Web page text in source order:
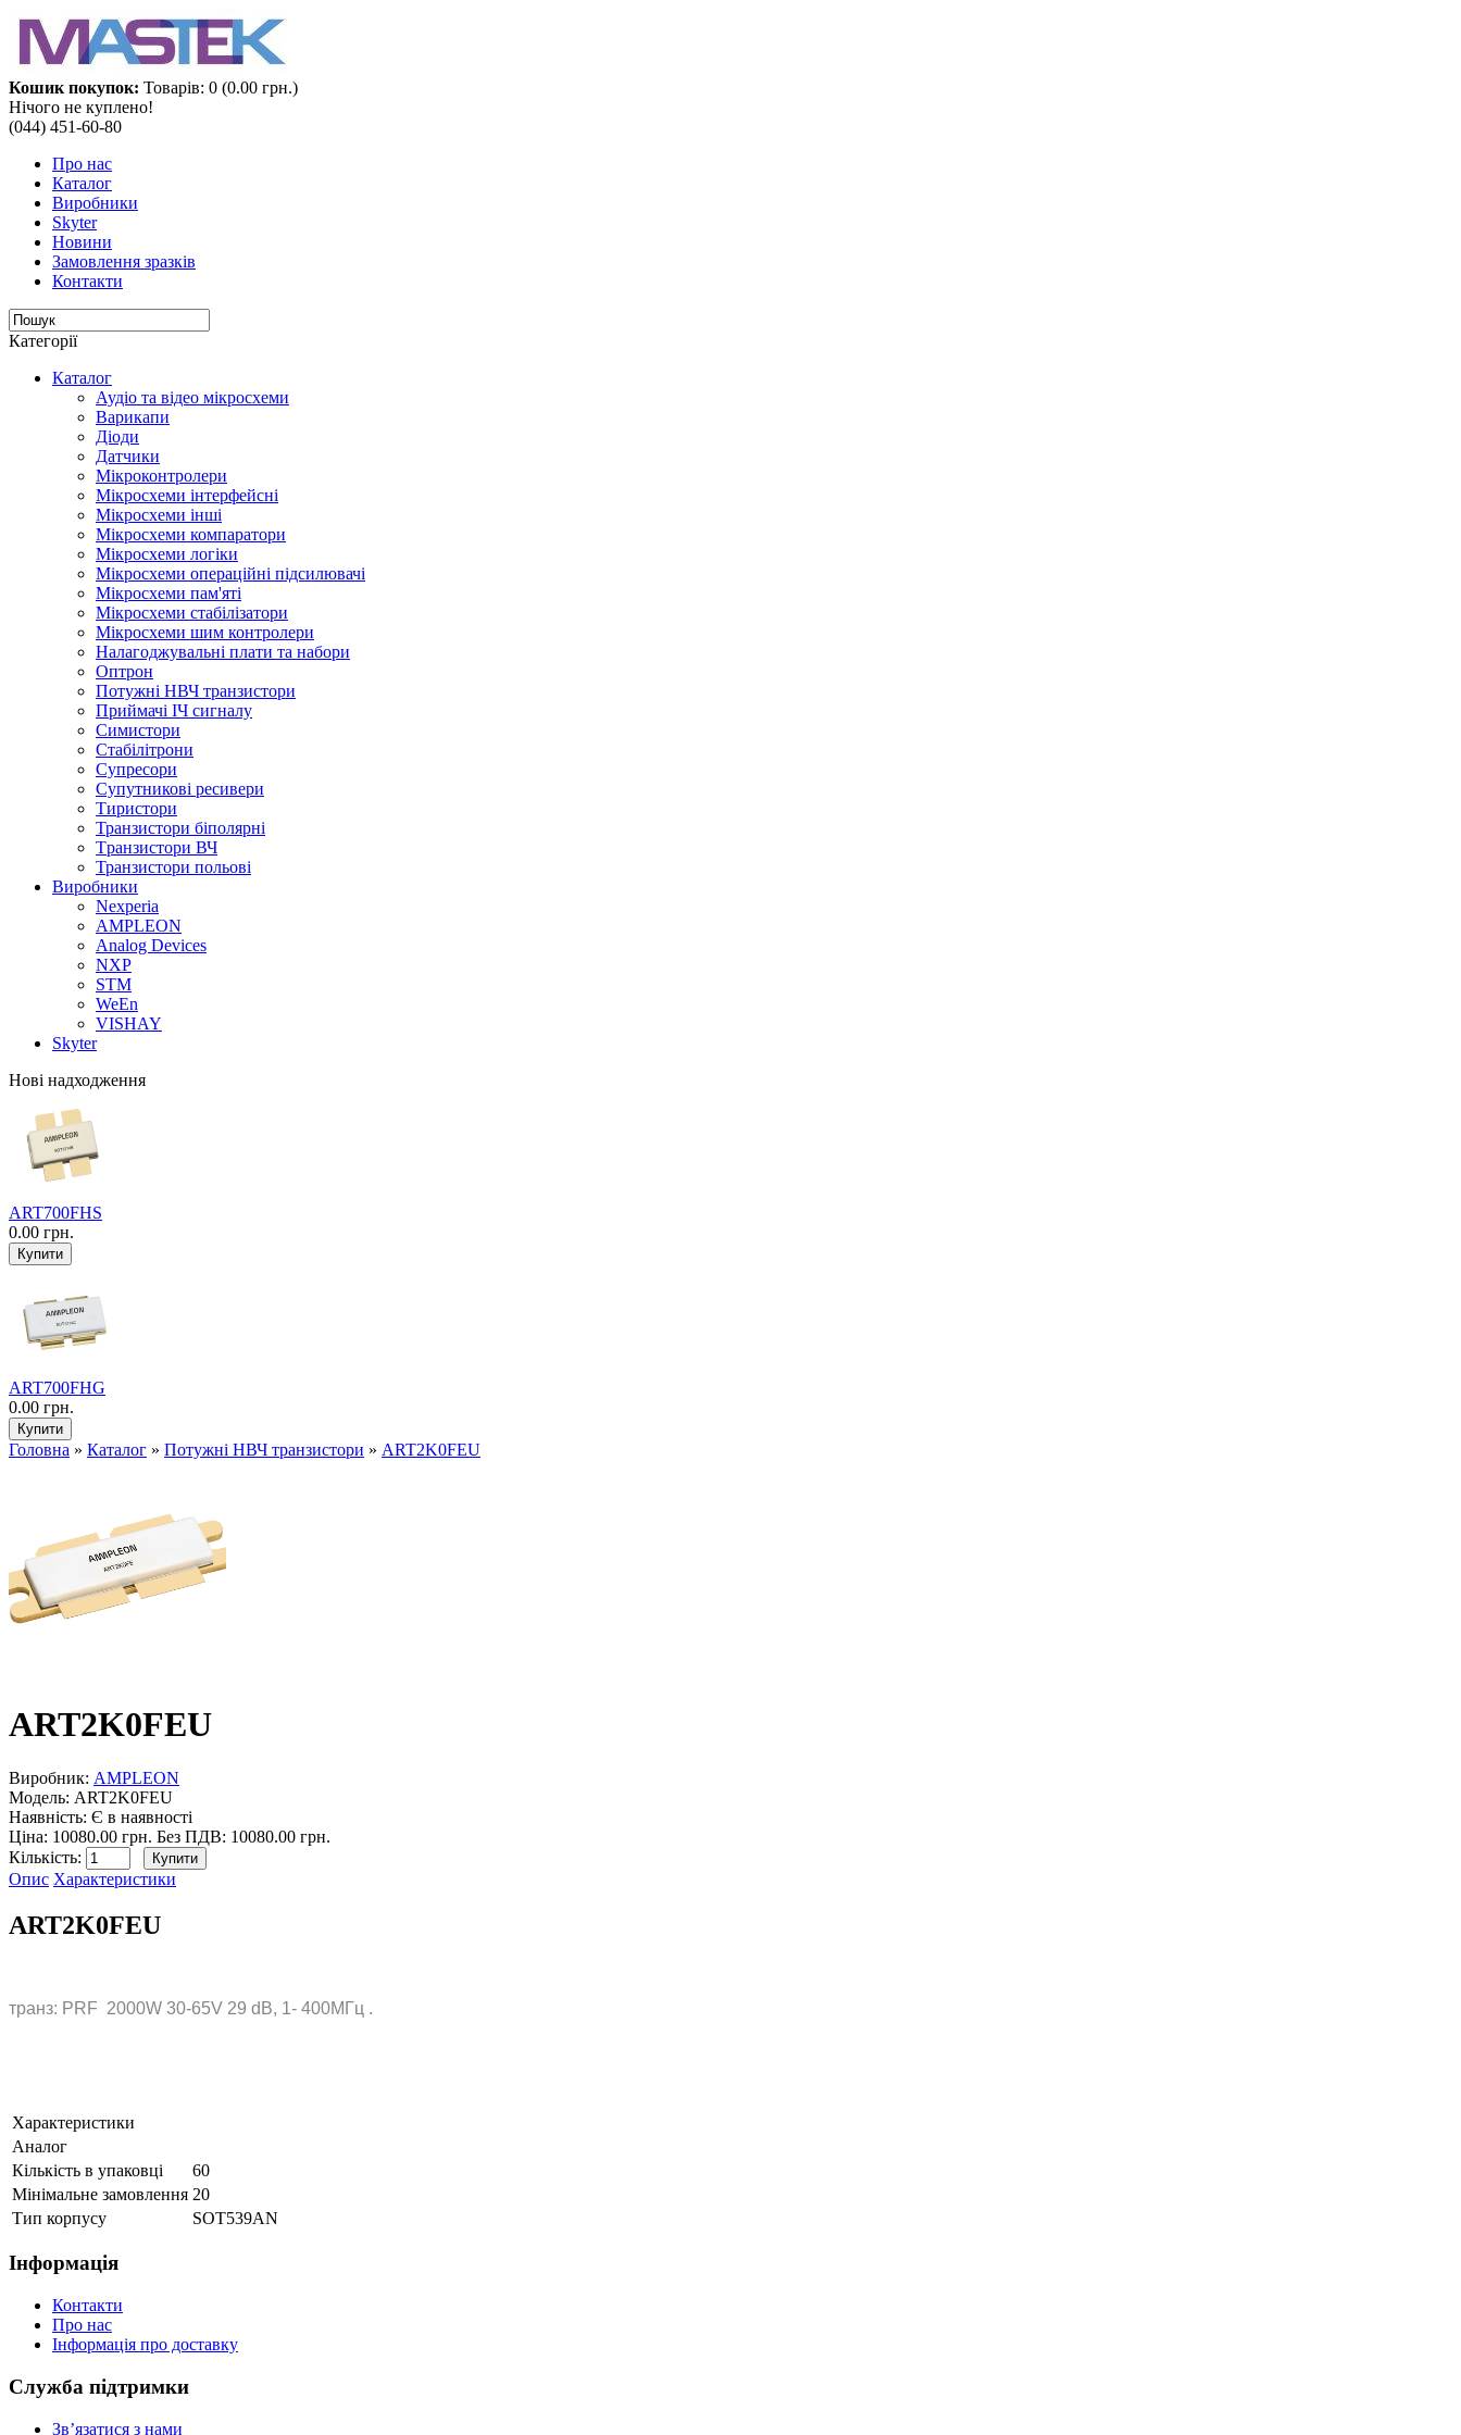
Кошик покупок: Товарів: 0 (0.00 грн.)
Нічого не куплено!
(044) 451-60-80
Про нас
Каталог
Виробники
Skyter
Новини
Замовлення зразків
Контакти
Категорії
Каталог
Аудіо та відео мікросхеми‎
Варикапи
Діоди
Датчики
Мікроконтролери
Мікросхеми інтерфейсні
Мікросхеми інші
Мікросхеми компаратори
Мікросхеми логіки
Мікросхеми операційні підсилювачі
Мікросхеми пам'яті
Мікросхеми стабілізатори
Мікросхеми шим контролери
Налагоджувальні плати та набори
Оптрон
Потужні НВЧ транзистори
Приймачі ІЧ сигналу
Симистори
Стабілітрони
Супресори
Супутникові ресивери
Тиристори
Транзистори біполярні
Tранзистори ВЧ
Транзистори польові
Виробники
Nexperia
АMPLEON
Analog Devices
NXP
STM
WeEn
VISHAY
Skyter
Нові надходження
ART700FHS
0.00 грн.
ART700FHG
0.00 грн.
Головна » Каталог » Потужні НВЧ транзистори » ART2K0FEU
ART2K0FEU
Виробник: АMPLEON
Модель: ART2K0FEU
Наявність: Є в наявності
Ціна: 10080.00 грн. Без ПДВ: 10080.00 грн.
Кількість:
Опис Характеристики
ART2K0FEU
транз: PRF 2000W 30-65V 29 dB, 1- 400МГц .
Характеристики
Аналог
Кількість в упаковці
60
Мінімальне замовлення 20
Тип корпусу
SOT539AN
Інформація
Контакти
Про нас
Інформація про доставку
Служба підтримки
Зв’язатися з нами